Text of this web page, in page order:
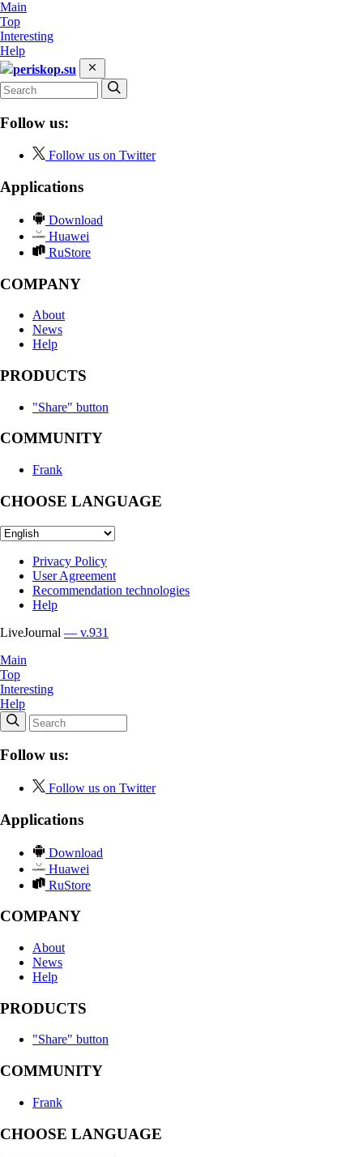
Main
Top
Interesting
Help
periskop.su
Follow us:
Follow us on Twitter
Applications
Download
Huawei
RuStore
COMPANY
About
News
Help
PRODUCTS
"Share" button
COMMUNITY
Frank
CHOOSE LANGUAGE
Privacy Policy
User Agreement
Recommendation technologies
Help
LiveJournal — v.931
Main
Top
Interesting
Help
Follow us:
Follow us on Twitter
Applications
Download
Huawei
RuStore
COMPANY
About
News
Help
PRODUCTS
"Share" button
COMMUNITY
Frank
CHOOSE LANGUAGE